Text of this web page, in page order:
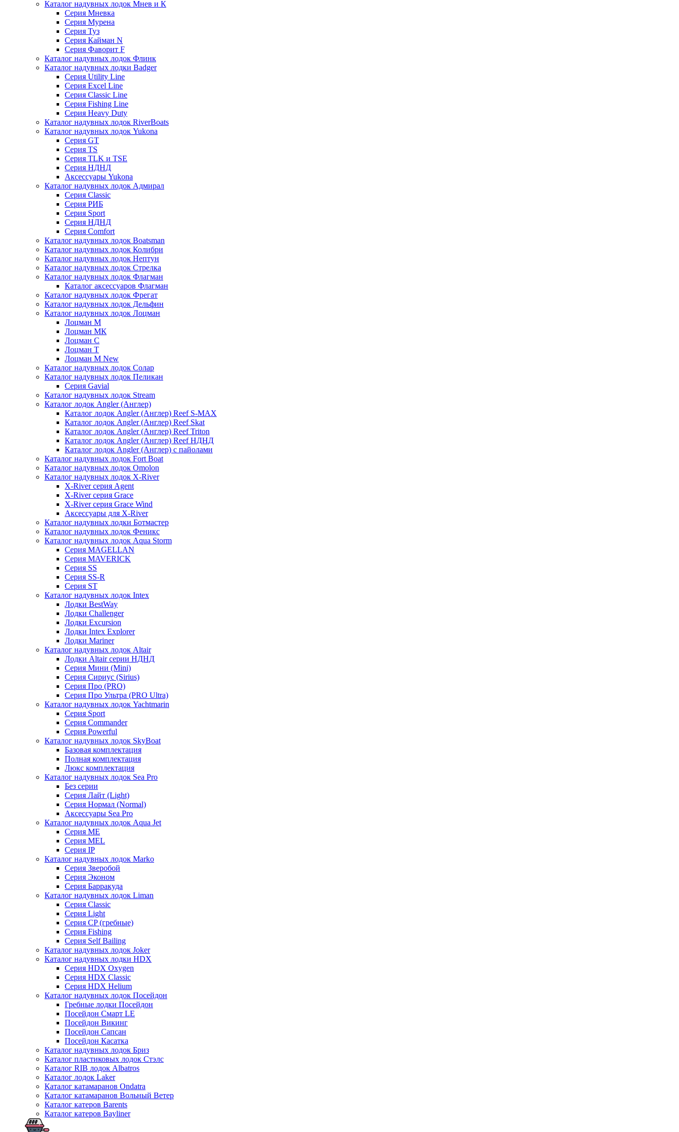
Каталог надувных лодок Мнев и К
Серия Мневка
Серия Мурена
Серия Туз
Серия Кайман N
Серия Фаворит F
Каталог надувных лодок Флинк
Каталог надувных лодки Badger
Серия Utility Line
Серия Excel Line
Серия Classic Line
Серия Fishing Line
Серия Heavy Duty
Каталог надувных лодок RiverBoats
Каталог надувных лодок Yukona
Серия GT
Серия TS
Серия TLK и TSE
Серия НДНД
Аксессуары Yukona
Каталог надувных лодок Адмирал
Серия Classic
Серия РИБ
Серия Sport
Серия НДНД
Серия Comfort
Каталог надувных лодок Boatsman
Каталог надувных лодок Колибри
Каталог надувных лодок Нептун
Каталог надувных лодок Стрелка
Каталог надувных лодок Флагман
Каталог аксессуаров Флагман
Каталог надувных лодок Фрегат
Каталог надувных лодок Дельфин
Каталог надувных лодок Лоцман
Лоцман М
Лоцман МК
Лоцман С
Лоцман Т
Лоцман М New
Каталог надувных лодок Солар
Каталог надувных лодок Пеликан
Серия Gavial
Каталог надувных лодок Stream
Каталог лодок Angler (Англер)
Каталог лодок Angler (Англер) Reef S-MAX
Каталог лодок Angler (Англер) Reef Skat
Каталог лодок Angler (Англер) Reef Triton
Каталог лодок Angler (Англер) Reef НДНД
Каталог лодок Angler (Англер) с пайолами
Каталог надувных лодок Fort Boat
Каталог надувных лодок Omolon
Каталог надувных лодок X-River
X-River серия Agent
X-River серия Grace
X-River серия Grace Wind
Аксессуары для X-River
Каталог надувных лодки Ботмастер
Каталог надувных лодок Феникc
Каталог надувных лодок Aqua Storm
Серия MAGELLAN
Серия MAVERICK
Серия SS
Серия SS-R
Серия ST
Каталог надувных лодок Intex
Лодки BestWay
Лодки Challenger
Лодки Excursion
Лодки Intex Explorer
Лодки Mariner
Каталог надувных лодок Altair
Лодки Altair серии НДНД
Серия Мини (Mini)
Серия Сириус (Sirius)
Серия Про (PRO)
Серия Про Ультра (PRO Ultra)
Каталог надувных лодок Yachtmarin
Серия Sport
Серия Commander
Серия Powerful
Каталог надувных лодок SkyBoat
Базовая комплектация
Полная комплектация
Люкс комплектация
Каталог надувных лодок Sea Pro
Без серии
Серия Лайт (Light)
Серия Нормал (Normal)
Аксессуары Sea Pro
Каталог надувных лодок Aqua Jet
Серия ME
Серия MEL
Серия IP
Каталог надувных лодок Marko
Серия Зверобой
Серия Эконом
Серия Барракуда
Каталог надувных лодок Liman
Серия Classic
Серия Light
Серия CP (гребные)
Серия Fishing
Серия Self Bailing
Каталог надувных лодок Joker
Каталог надувных лодки HDX
Серия HDX Oxygen
Серия HDX Classic
Серия HDX Helium
Каталог надувных лодок Посейдон
Гребные лодки Посейдон
Посейдон Смарт LE
Посейдон Викинг
Посейдон Сапсан
Посейдон Касатка
Каталог надувных лодок Бриз
Каталог пластиковых лодок Стэлс
Каталог RIB лодок Albatros
Каталог лодок Laker
Каталог катамаранов Ondatra
Каталог катамаранов Вольный Ветер
Каталог катеров Barents
Каталог катеров Bayliner